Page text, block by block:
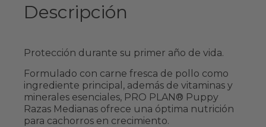
Descripción
Protección durante su primer año de vida.
Formulado con carne fresca de pollo como
ingrediente principal, además de vitaminas y
minerales esenciales, PRO PLAN® Puppy
Razas Medianas ofrece una óptima nutrición
para cachorros en crecimiento.